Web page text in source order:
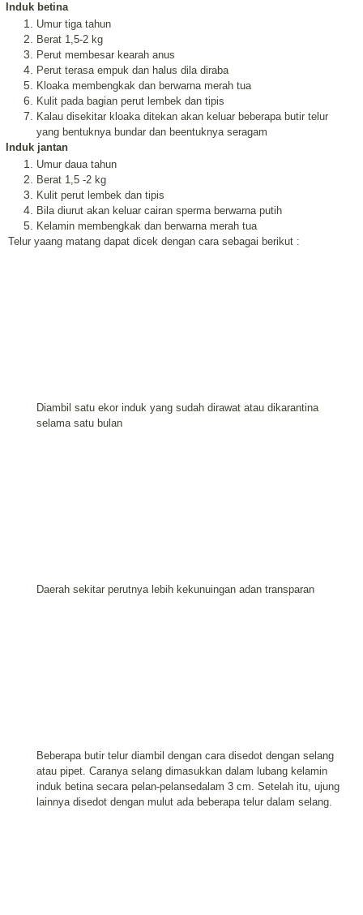
Induk betina
Umur tiga tahun
Berat 1,5-2 kg
Perut membesar kearah anus
Perut terasa empuk dan halus dila diraba
Kloaka membengkak dan berwarna merah tua
Kulit pada bagian perut lembek dan tipis
Kalau disekitar kloaka ditekan akan keluar beberapa butir telur
yang bentuknya bundar dan beentuknya seragam
Induk jantan
Umur daua tahun
Berat 1,5 -2 kg
Kulit perut lembek dan tipis
Bila diurut akan keluar cairan sperma berwarna putih
Kelamin membengkak dan berwarna merah tua
Telur yaang matang dapat dicek dengan cara sebagai berikut :
Diambil satu ekor induk yang sudah dirawat atau dikarantina
selama satu bulan
Daerah sekitar perutnya lebih kekunuingan adan transparan
Beberapa butir telur diambil dengan cara disedot dengan selang
atau pipet. Caranya selang dimasukkan dalam lubang kelamin
induk betina secara pelan-pelansedalam 3 cm. Setelah itu, ujung
lainnya disedot dengan mulut ada beberapa telur dalam selang.